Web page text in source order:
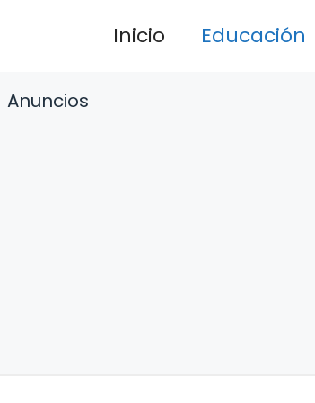
Inicio Educación
Anuncios